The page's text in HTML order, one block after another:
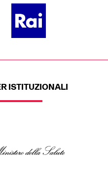
ISTITUZIONALI